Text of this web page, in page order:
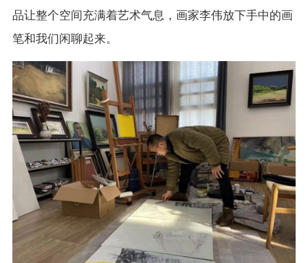
品让整个空间充满着艺术气息，画家李伟放下手中的画
笔和我们闲聊起来。